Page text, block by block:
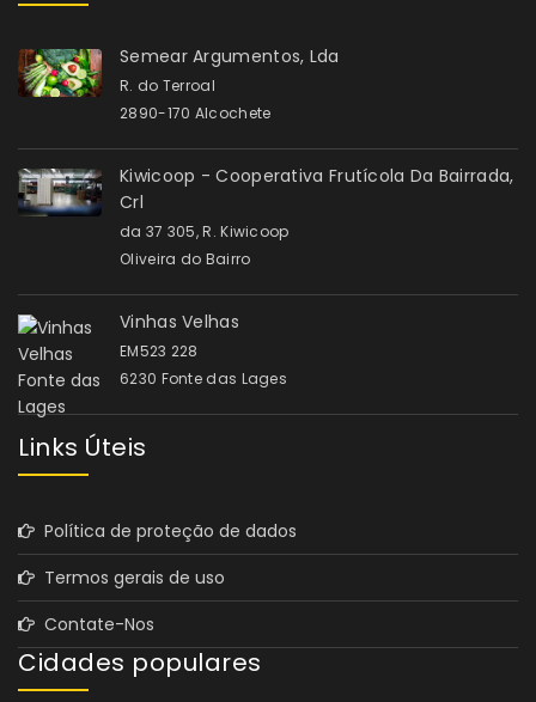
Semear Argumentos, Lda
R. do Terroal
2890-170 Alcochete
Kiwicoop - Cooperativa Frutícola Da Bairrada,
Crl
da 37 305, R. Kiwicoop
Oliveira do Bairro
Vinhas Velhas
EM523 228
6230 Fonte das Lages
Links Úteis
Política de proteção de dados
Termos gerais de uso
Contate-Nos
Cidades populares